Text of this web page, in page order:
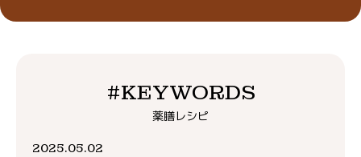
#KEYWORDS
薬膳レシピ
2025.05.02